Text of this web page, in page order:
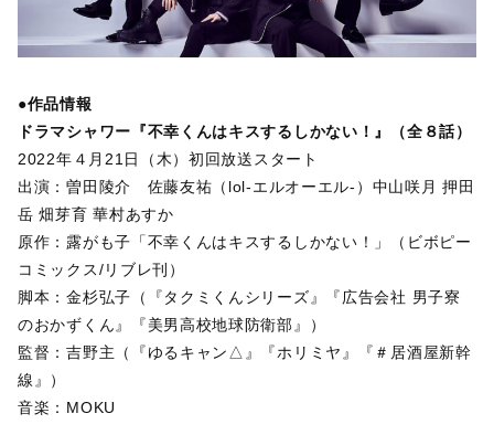
●作品情報
ドラマシャワー『不幸くんはキスするしかない！』（全８話）
2022年４月21日（木）初回放送スタート
出演：曽田陵介 佐藤友祐（lol-エルオーエル-）中山咲月 押田
岳 畑芽育 華村あすか
原作：露がも子「不幸くんはキスするしかない！」（ビボピー
コミックス/リブレ刊）
脚本：金杉弘子（『タクミくんシリーズ』『広告会社 男子寮
のおかずくん』『美男高校地球防衛部』）
監督：吉野主（『ゆるキャン△』『ホリミヤ』『＃居酒屋新幹
線』）
音楽：MOKU